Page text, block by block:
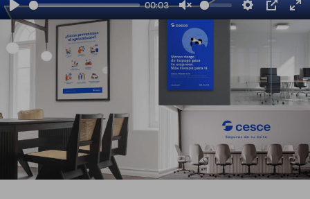
Play
00:03
Unmute Settings
PIP